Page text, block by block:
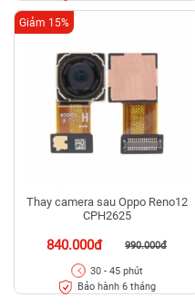
Thay camera sau Oppo Reno12
CPH2625
840.000đ 990.000đ
Giảm 15%
30 - 45 phút
Bảo hành 6 tháng